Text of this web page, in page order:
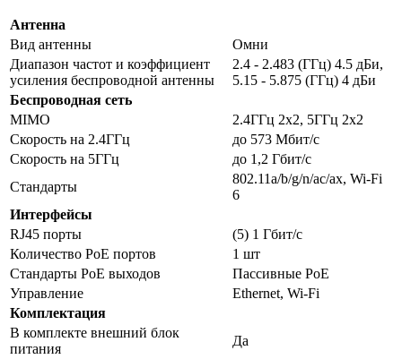
Антенна
Вид антенны
Омни
Диапазон частот и коэффициент
усиления беспроводной антенны
2.4 - 2.483 (ГГц) 4.5 дБи,
5.15 - 5.875 (ГГц) 4 дБи
Беспроводная сеть
MIMO
2.4ГГц 2x2, 5ГГц 2x2
Скорость на 2.4ГГц
до 573 Мбит/c
Скорость на 5ГГц
до 1,2 Гбит/c
Стандарты
802.11a/b/g/n/ac/ax, Wi-Fi
6
Интерфейсы
RJ45 порты
(5) 1 Гбит/c
Количество PoE портов
1 шт
Стандарты PoE выходов
Пассивные PoE
Управление
Ethernet, Wi-Fi
Комплектация
В комплекте внешний блок
питания
Да